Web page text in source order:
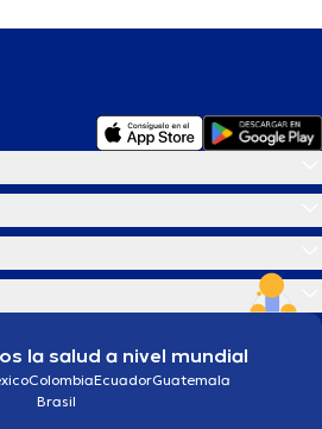
la salud a nivel mundial
ColombiaEcuadorGuatemala
Brasil